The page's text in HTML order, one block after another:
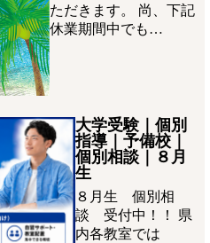
ただきます。 尚、下記
休業期間中でも…
大学受験｜個別
指導｜予備校｜
個別相談｜８月
生
８月生 個別相
談 受付中！！ 県
内各教室では